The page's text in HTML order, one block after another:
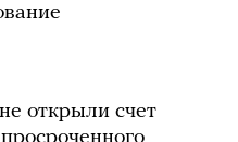
открыли счет